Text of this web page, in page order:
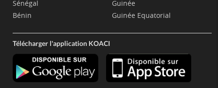
Sénégal
Bénin
Guinée
Guinée Equatorial
Télécharger l'application KOACI